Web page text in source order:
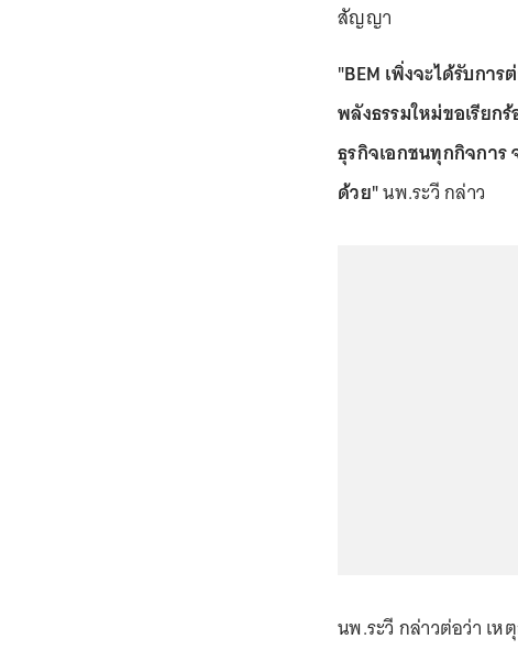
สัญญา
"BEM เพิ่งจะได้รับกา
พลังธรรมใหม่ขอเรียก
ธุรกิจเอกชนทุกกิจการ
ด้วย"นพ.ระวี กล่าว
นพ.ระวี กล่าวต่อว่า เห